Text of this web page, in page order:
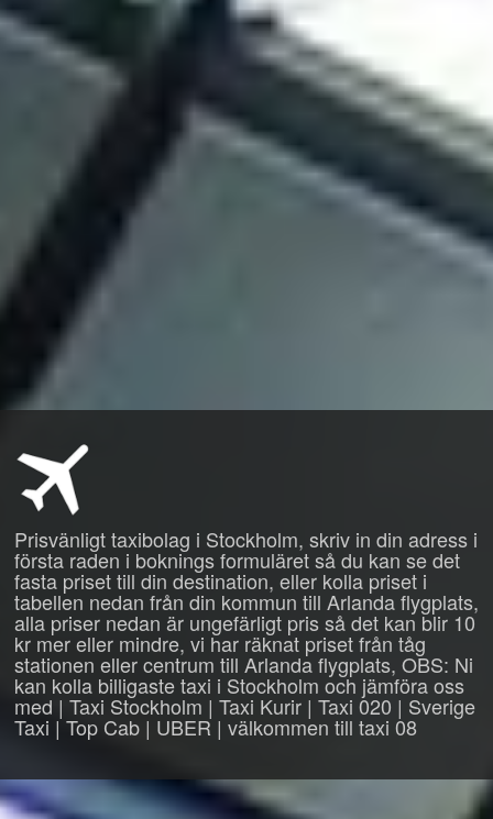
Prisvänligt taxibolag i Stockholm, skriv in din adress i
första raden i boknings formuläret så du kan se det
fasta priset till din destination, eller kolla priset i
tabellen nedan från din kommun till Arlanda flygplats,
alla priser nedan är ungefärligt pris så det kan blir 10
kr mer eller mindre, vi har räknat priset från tåg
stationen eller centrum till Arlanda flygplats, OBS: Ni
kan kolla billigaste taxi i Stockholm och jämföra oss
med | Taxi Stockholm | Taxi Kurir | Taxi 020 | Sverige
Taxi | Top Cab | UBER | välkommen till taxi 08